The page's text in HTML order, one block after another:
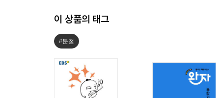
이 상품의 태그
#분철